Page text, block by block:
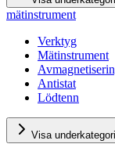
mätinstrument
Verktyg
Mätinstrument
Antistat
Lödtenn
Visa